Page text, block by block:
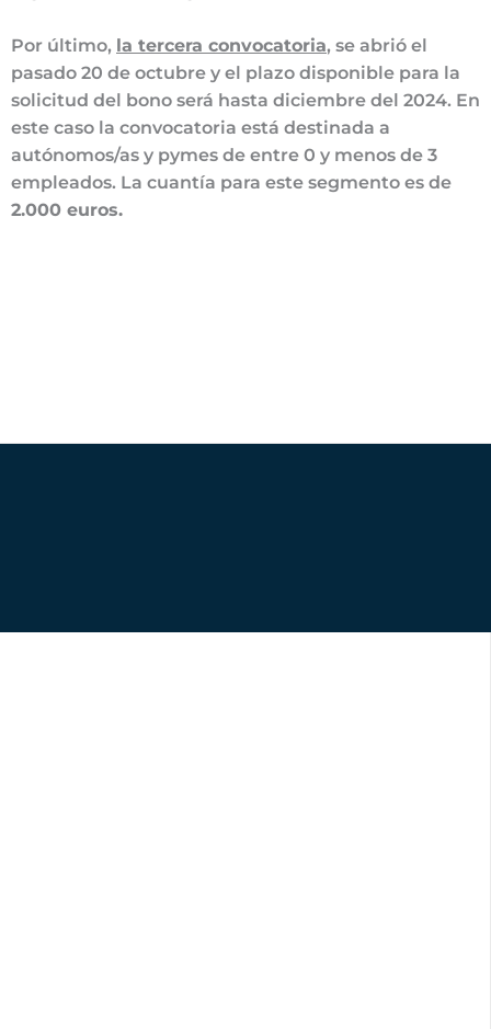
Por último, la tercera convocatoria, se abrió el
pasado 20 de octubre y el plazo disponible para la
solicitud del bono será hasta diciembre del 2024. En
este caso la convocatoria está destinada a
autónomos/as y pymes de entre 0 y menos de 3
empleados. La cuantía para este segmento es de
2.000 euros.